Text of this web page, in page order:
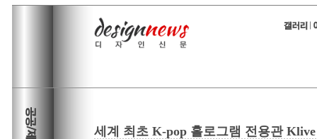
세계 최초 K-pop 홀로그램 전용관